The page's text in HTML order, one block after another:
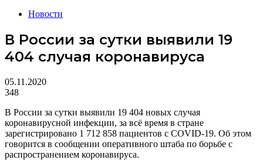
Новости
В России за сутки выявили 19
404 случая коронавируса
05.11.2020
348
В России за сутки выявили 19 404 новых случая
коронавирусной инфекции, за всё время в стране
зарегистрировано 1 712 858 пациентов с COVID-19. Об этом
говорится в сообщении оперативного штаба по борьбе с
распространением коронавируса.